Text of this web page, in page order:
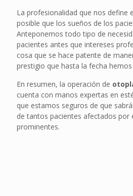
La profesionalidad que nos define
posible que los sueños de los
Anteponemos todo tipo de
pacientes antes que intereses
cosa que se hace patente de
prestigio que hasta la fecha
En resumen, la operación de
cuenta con manos expertas en
que estamos seguros de que
de tantos pacientes afectados por
prominentes.